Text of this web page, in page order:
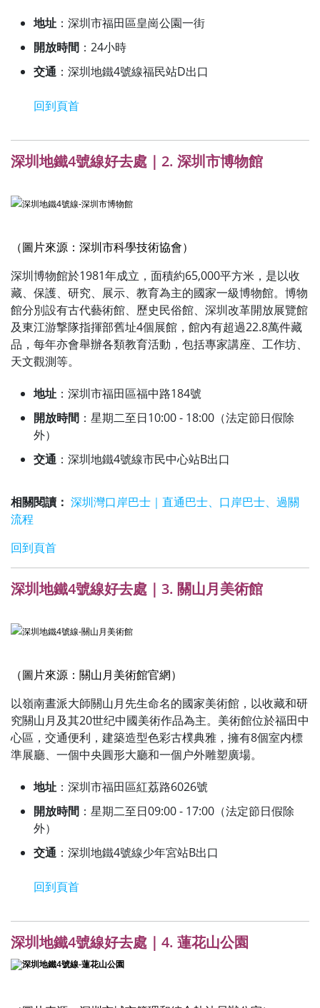
地址 ：深圳市福田區皇崗公園一街
開放時間 ：24小時
交通 ：深圳地鐵4號線福民站D出口
回到頁首
深圳地鐵4號線好去處｜2. 深圳市博物館
（圖片來源：深圳市科學技術協會）
深圳博物館於1981年成立，面積約65,000平方米，是以收
藏、保護、研究、展示、教育為主的國家一級博物館。博物
館分別設有古代藝術館、歷史民俗館、深圳改革開放展覽館
及東江游撃隊指揮部舊址4個展館，館內有超過22.8萬件藏
品，每年亦會舉辦各類教育活動，包括專家講座、工作坊、
天文觀測等。
地址 ：深圳市福田區福中路184號
開放時間 ：星期二至日10:00 - 18:00（法定節日假除
外）
交通 ：深圳地鐵4號線市民中心站B出口
相關閱讀： 深圳灣口岸巴士｜直通巴士、口岸巴士、過關
流程
回到頁首
深圳地鐵4號線好去處｜3. 關山月美術館
（圖片來源：關山月美術館官網）
以嶺南晝派大師關山月先生命名的國家美術館，以收藏和研
究關山月及其20世纪中國美術作品為主。美術館位於福田中
心區，交通便利，建築造型色彩古樸典雅，擁有8個室内標
準展廳、一個中央圓形大廳和一個户外雕塑廣場。
地址 ：深圳市福田區紅荔路6026號
開放時間 ：星期二至日09:00 - 17:00（法定節日假除
外）
交通 ：深圳地鐵4號線少年宮站B出口
回到頁首
深圳地鐵4號線好去處｜4. 蓮花山公園